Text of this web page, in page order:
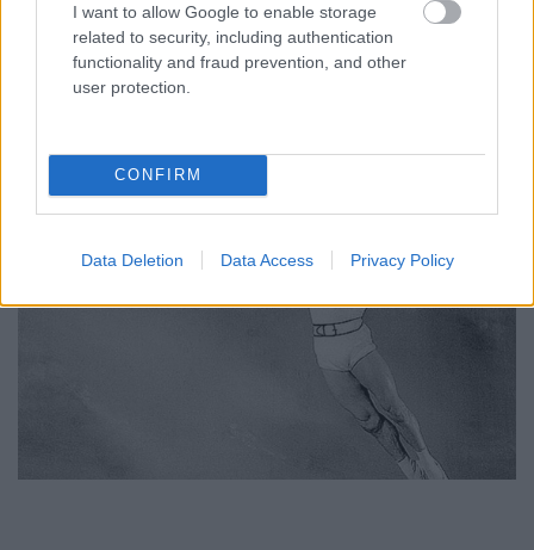
I want to allow Google to enable storage
related to security, including authentication
functionality and fraud prevention, and other
user protection.
CONFIRM
Data Deletion Data Access Privacy Policy
Életéről Le Mystere Babilée (A Babilée-rejtély)
címmel 2000-ben dokumentumfilm készült Patrick
Bensard rendezésében.